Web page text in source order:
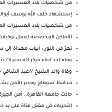
من شخصيات بلاد العسيرات
إستشهاد خلف الله يوسف
من شخصيات بلاد العسيرات
الأماكن المخصصة لعمل توكيلات
نهرٌ من النور : أبيات مهداة
وفاة احد ابناء مركز
وفاة والد الشيخ //عبد
محافظ سوهاج ومدير الأمن
حادث جامعة القاهرة.. أمن
التحريات في مقتل فتاة على يد